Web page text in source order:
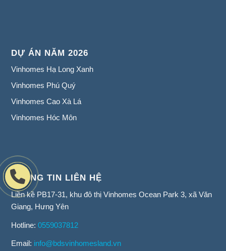
DỰ ÁN NĂM 2026
Vinhomes Hạ Long Xanh
Vinhomes Phú Quý
Vinhomes Cao Xà Lá
Vinhomes Hóc Môn
THÔNG TIN LIÊN HỆ
Liền kề PB17-31, khu đô thị Vinhomes Ocean Park 3, xã Văn
Giang, Hưng Yên
Hotline:0559037812
Email: info@bdsvinhomesland.vn